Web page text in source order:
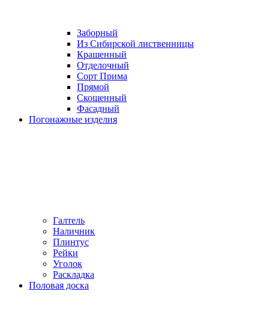
Заборный
Из Сибирской лиственницы
Крашенный
Отделочный
Сорт Прима
Прямой
Скошенный
Фасадный
Погонажные изделия
Галтель
Наличник
Плинтус
Рейки
Уголок
Раскладка
Половая доска